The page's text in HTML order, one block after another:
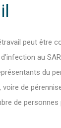
peut être
au
du
de
de